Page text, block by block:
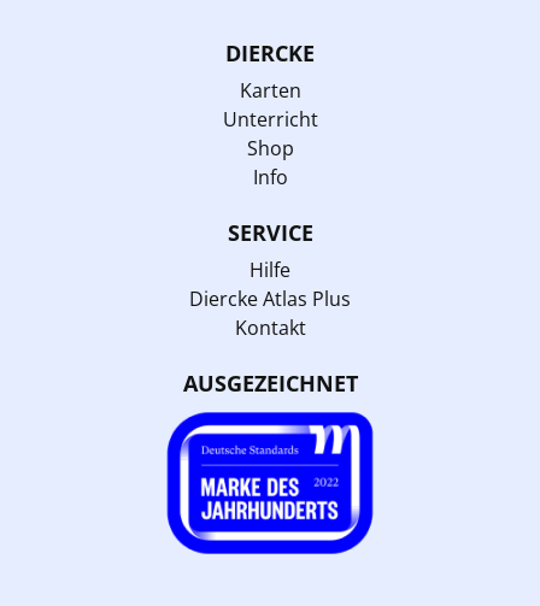
DIERCKE
Karten
Unterricht
Shop
Info
SERVICE
Hilfe
Diercke Atlas Plus
Kontakt
AUSGEZEICHNET